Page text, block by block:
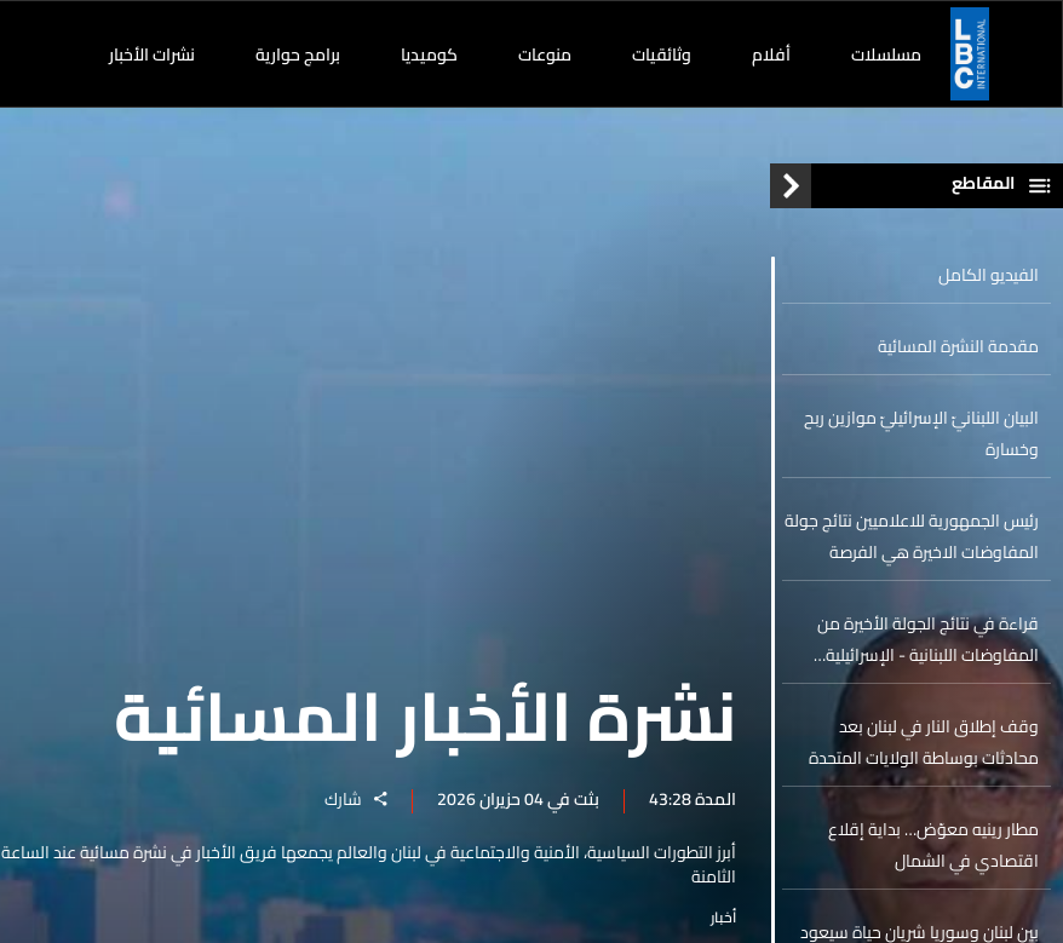
مسلسلات أفلام وثائقيات منوعات كوميديا برامج حوارية نشرات الأخبار
نشرة الأخبار المسائية
المدة 43:28 بثت في 04 حزيران 2026
شارك
أبرز التطورات السياسية، الأمنية والاجتماعية في لبنان والعالم يجمعها فريق الأخبار في نشرة مسائية عند الساعة
الثامنة
أخبار
المقاطع
الفيديو الكامل
مقدمة النشرة المسائية
البيان اللبنانيّ الإسرائيليّ موازين ربح
وخسارة
رئيس الجمهورية للاعلاميين نتائج جولة
المفاوضات الاخيرة هي الفرصة
الأخيرة
قراءة في نتائج الجولة الأخيرة من
المفاوضات اللبنانية - الإسرائيلية…
وقف إطلاق النار في لبنان بعد
محادثات بوساطة الولايات المتحدة
مطار رينيه معوّض… بداية إقلاع
اقتصادي في الشمال
بين لبنان وسوريا شريان حياة سيعود